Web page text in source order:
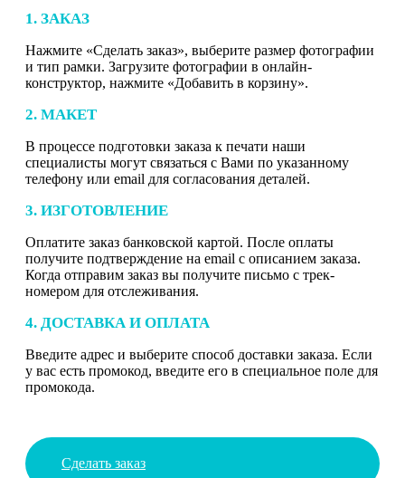
1. ЗАКАЗ
Нажмите «Сделать заказ», выберите размер фотографии
и тип рамки. Загрузите фотографии в онлайн-
конструктор, нажмите «Добавить в корзину».
2. МАКЕТ
В процессе подготовки заказа к печати наши
специалисты могут связаться с Вами по указанному
телефону или email для согласования деталей.
3. ИЗГОТОВЛЕНИЕ
Оплатите заказ банковской картой. После оплаты
получите подтверждение на email с описанием заказа.
Когда отправим заказ вы получите письмо с трек-
номером для отслеживания.
4. ДОСТАВКА И ОПЛАТА
Введите адрес и выберите способ доставки заказа. Если
у вас есть промокод, введите его в специальное поле для
промокода.
Сделать заказ